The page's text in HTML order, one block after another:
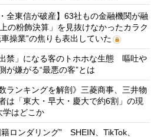
全東信が破産】63社もの金融機関が融
の粉飾決算」を見抜けなかったカラク
操業”の焦りも表出していた
禁」になる客のトホホな生態 嘔吐や
が嫌がる“最悪の客”とは
ランキングを解剖》三菱商事、三井物
は「東大・早大・慶大で約6割」の現
はどこか
ロンダリング” SHEIN、TikTok、